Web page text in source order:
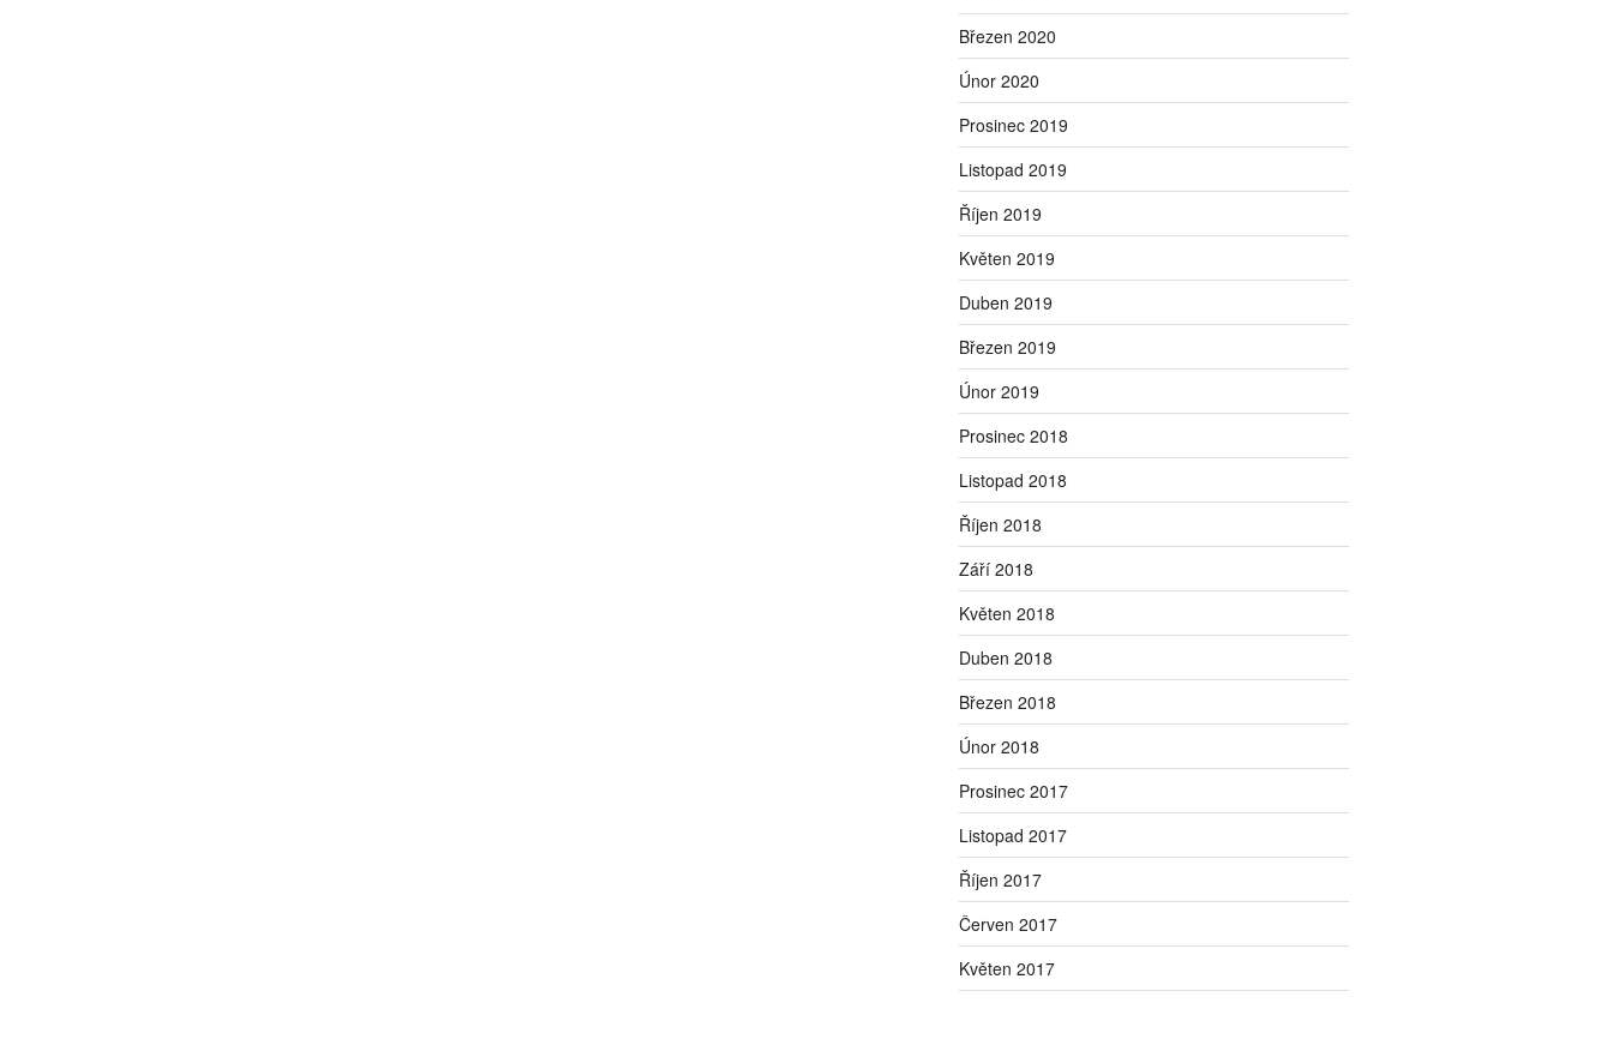
Březen 2020
Únor 2020
Prosinec 2019
Listopad 2019
Říjen 2019
Květen 2019
Duben 2019
Březen 2019
Únor 2019
Prosinec 2018
Listopad 2018
Říjen 2018
Září 2018
Květen 2018
Duben 2018
Březen 2018
Únor 2018
Prosinec 2017
Listopad 2017
Říjen 2017
Červen 2017
Květen 2017